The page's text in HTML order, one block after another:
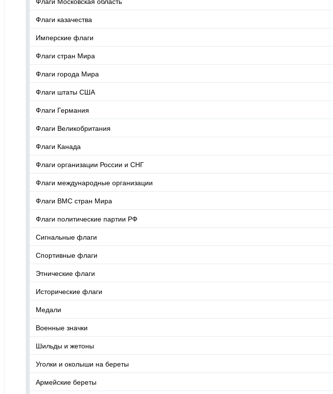
Флаги казачества
Имперские флаги
Флаги стран Мира
Флаги города Мира
Флаги штаты США
Флаги Германия
Флаги Великобритания
Флаги Канада
Флаги организации России и СНГ
Флаги международные организации
Флаги ВМС стран Мира
Флаги политические партии РФ
Сигнальные флаги
Спортивные флаги
Этнические флаги
Исторические флаги
Медали
Военные значки
Шильды и жетоны
Уголки и околыши на береты
Армейские береты